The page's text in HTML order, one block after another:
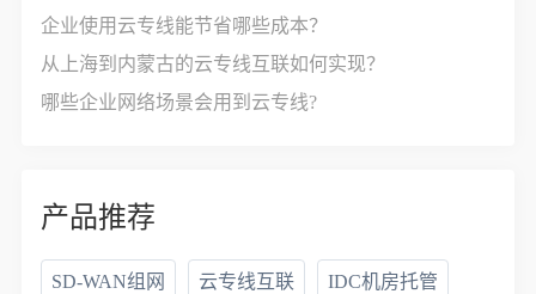
企业使用云专线能节省哪些成本？
从上海到内蒙古的云专线互联如何实现？
哪些企业网络场景会用到云专线?
产品推荐
SD-WAN组网 云专线互联 IDC机房托管